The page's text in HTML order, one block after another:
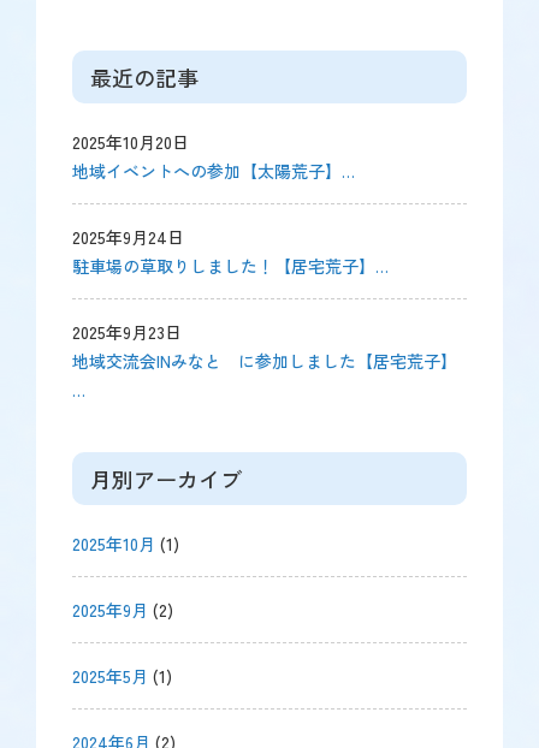
最近の記事
2025年10月20日
地域イベントへの参加【太陽荒子】…
2025年9月24日
駐車場の草取りしました！【居宅荒子】…
2025年9月23日
地域交流会INみなと に参加しました【居宅荒子】
…
月別アーカイブ
2025年10月 (1)
2025年9月 (2)
2025年5月 (1)
2024年6月 (2)